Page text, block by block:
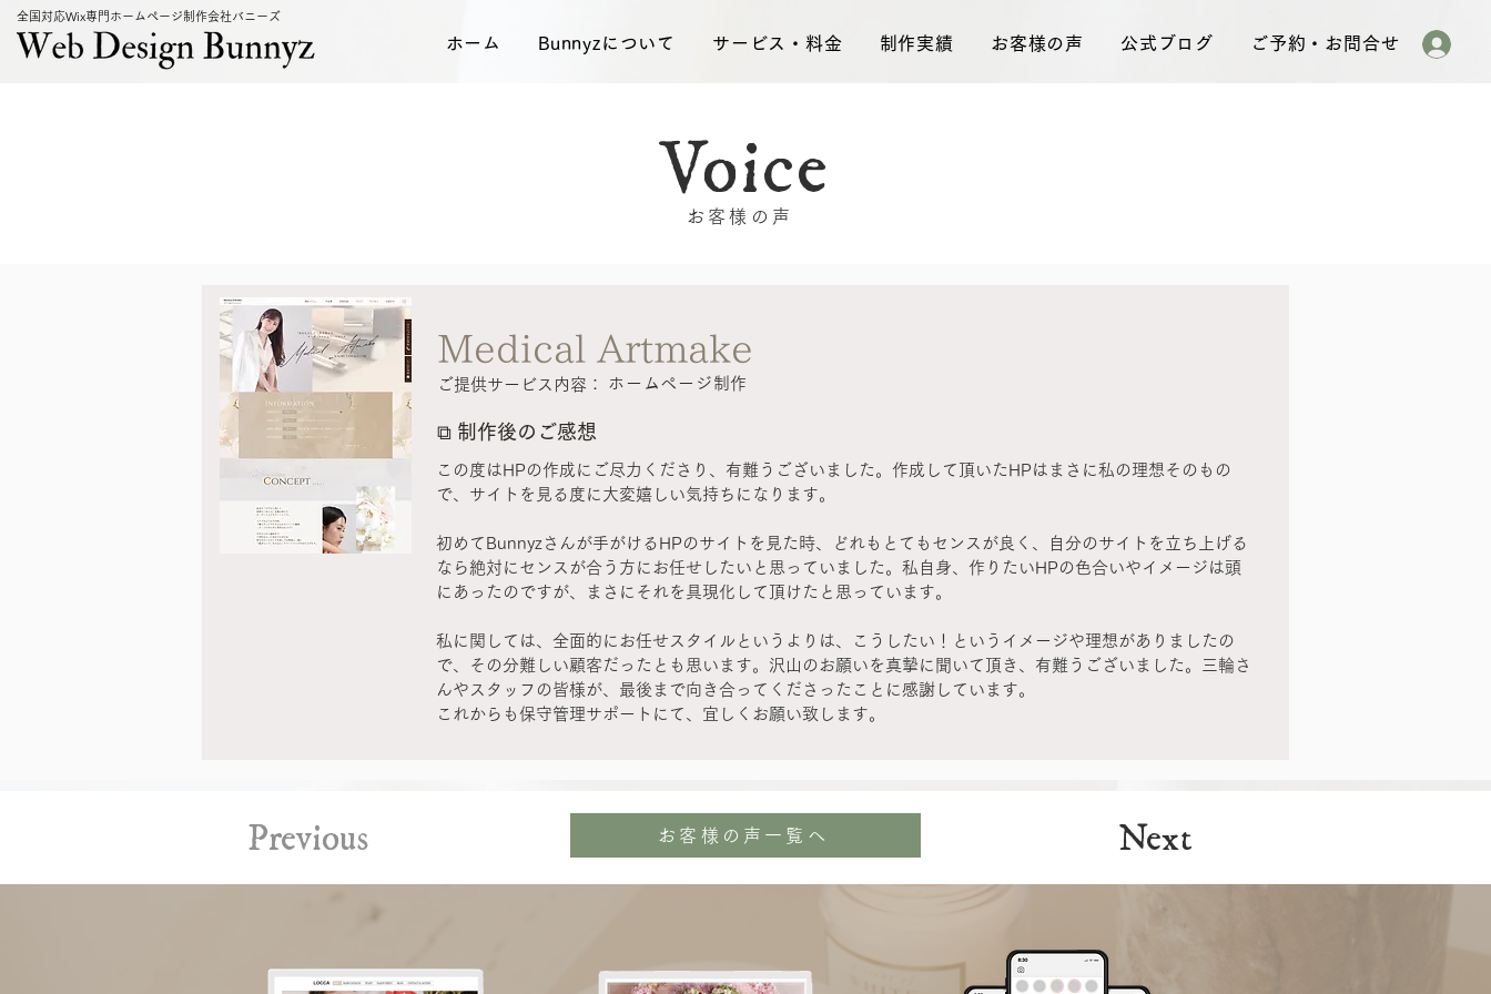
全国対応Wix専門ホームページ制作会社バニーズ
ホーム Bunnyzについて サービス・料金 制作実績 お客様の声 公式ブログ ご予約・お問合せ
Voice
お客様の声
Medical Artmake
ご提供サービス内容： ホームページ制作
⧉ 制作後のご感想
この度はHPの作成にご尽力くださり、有難うございました。作成して頂いたHPはまさに私の理想そのもの
で、サイトを見る度に大変嬉しい気持ちになります。
初めてBunnyzさんが手がけるHPのサイトを見た時、どれもとてもセンスが良く、自分のサイトを立ち上げる
なら絶対にセンスが合う方にお任せしたいと思っていました。私自身、作りたいHPの色合いやイメージは頭
にあったのですが、まさにそれを具現化して頂けたと思っています。
私に関しては、全面的にお任せスタイルというよりは、こうしたい！というイメージや理想がありましたの
で、その分難しい顧客だったとも思います。沢山のお願いを真摯に聞いて頂き、有難うございました。三輪さ
んやスタッフの皆様が、最後まで向き合ってくださったことに感謝しています。
これからも保守管理サポートにて、宜しくお願い致します。
Previous お客様の声一覧へ Next